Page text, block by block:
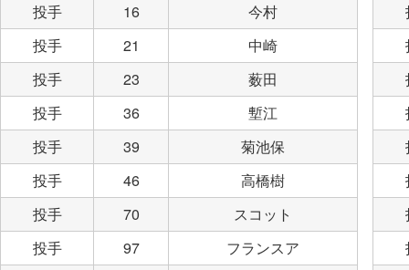
投手
16
今村
投手
21
中崎
投手
23
薮田
投手
36
塹江
投手
39
菊池保
投手
46
高橋樹
投手
70
スコット
投手
97
フランスア